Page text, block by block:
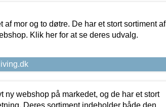
af mor og to døtre. De har et stort sortiment af
Klik her for at se deres udvalg.
ny webshop på markedet, og de har et stort